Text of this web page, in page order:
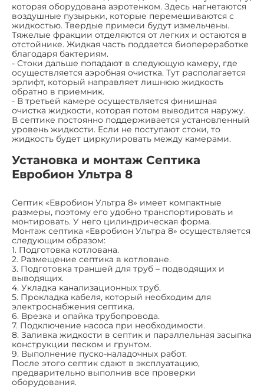
которая оборудована аэротенком. Здесь нагнетаются
воздушные пузырьки, которые перемешиваются с
жидкостью. Твердые примеси будут измельчены.
Тяжелые фракции отделяются от легких и остаются в
отстойнике. Жидкая часть поддается биопереработке
благодаря бактериям.
- Стоки дальше попадают в следующую камеру, где
осуществляется аэробная очистка. Тут располагается
эрлифт, который направляет лишнюю жидкость
обратно в приемник.
- В третьей камере осуществляется финишная
очистка жидкости, которая потом выводится наружу.
В септике постоянно поддерживается установленный
уровень жидкости. Если не поступают стоки, то
жидкость будет циркулировать между камерами.
Установка и монтаж Септика
Евробион Ультра 8
Септик «Евробион Ультра 8» имеет компактные
размеры, поэтому его удобно транспортировать и
монтировать. У него цилиндрическая форма.
Монтаж септика «Евробион Ультра 8» осуществляется
следующим образом:
1. Подготовка котлована.
2. Размещение септика в котловане.
3. Подготовка траншей для труб – подводящих и
выводящих.
4. Укладка канализационных труб.
5. Прокладка кабеля, который необходим для
электроснабжения септика.
6. Врезка и опайка трубопровода.
7. Подключение насоса при необходимости.
8. Заливка жидкости в септик и параллельная засыпка
конструкции песком и грунтом.
9. Выполнение пуско-наладочных работ.
После этого септик сдают в эксплуатацию,
предварительно выполнив все проверки
оборудования.